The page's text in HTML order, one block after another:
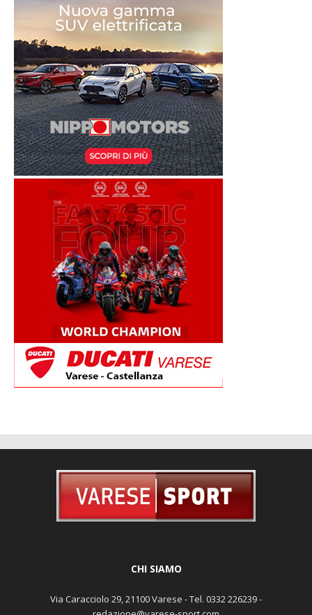
Via Caracciolo 29, 21100 Varese - Tel. 0332 226239 -
Aut. del trib. di Varese n. 345 del 09-02-1979 - Prodotto da Sunrise